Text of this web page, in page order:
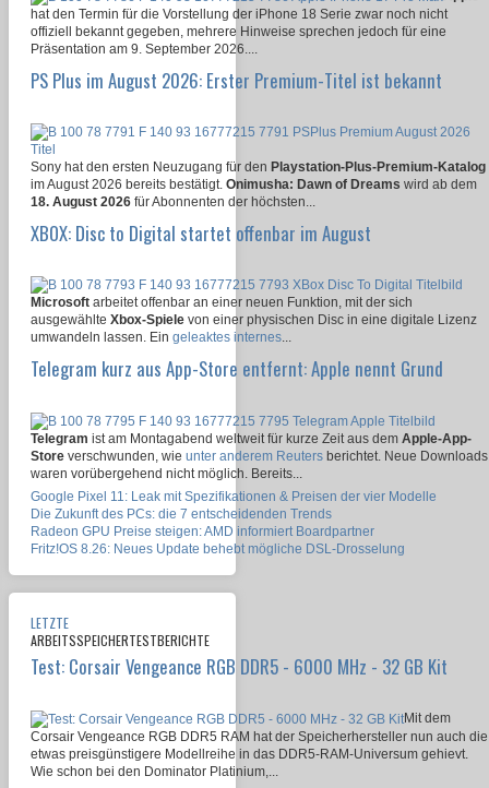
hat den Termin für die Vorstellung der iPhone 18 Serie zwar noch nicht
offiziell bekannt gegeben, mehrere Hinweise sprechen jedoch für eine
Präsentation am 9. September 2026....
PS Plus im August 2026: Erster Premium-Titel ist bekannt
Sony hat den ersten Neuzugang für den Playstation-Plus-Premium-Katalog
im August 2026 bereits bestätigt. Onimusha: Dawn of Dreams wird ab dem
18. August 2026 für Abonnenten der höchsten...
XBOX: Disc to Digital startet offenbar im August
Microsoft arbeitet offenbar an einer neuen Funktion, mit der sich
ausgewählte Xbox-Spiele von einer physischen Disc in eine digitale Lizenz
umwandeln lassen. Ein geleaktes internes...
Telegram kurz aus App-Store entfernt: Apple nennt Grund
Telegram ist am Montagabend weltweit für kurze Zeit aus dem Apple-App-
Store verschwunden, wie unter anderem Reuters berichtet. Neue Downloads
waren vorübergehend nicht möglich. Bereits...
Google Pixel 11: Leak mit Spezifikationen & Preisen der vier Modelle
Die Zukunft des PCs: die 7 entscheidenden Trends
Radeon GPU Preise steigen: AMD informiert Boardpartner
Fritz!OS 8.26: Neues Update behebt mögliche DSL-Drosselung
LETZTE
ARBEITSSPEICHERTESTBERICHTE
Test: Corsair Vengeance RGB DDR5 - 6000 MHz - 32 GB Kit
Mit dem
Corsair Vengeance RGB DDR5 RAM hat der Speicherhersteller nun auch die
etwas preisgünstigere Modellreihe in das DDR5-RAM-Universum gehievt.
Wie schon bei den Dominator Platinium,...